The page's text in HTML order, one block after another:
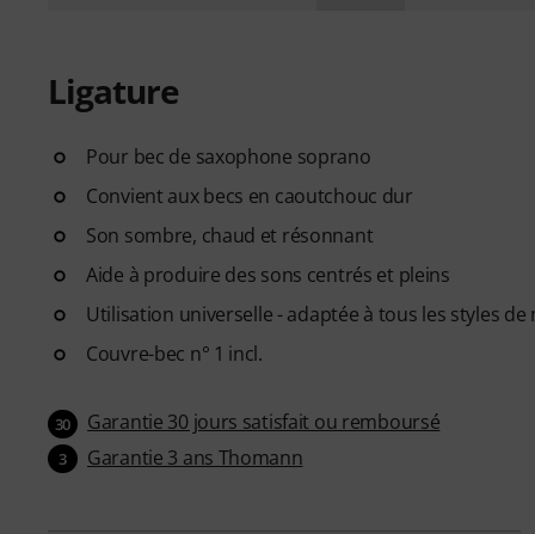
Ligature
Pour bec de saxophone soprano
Convient aux becs en caoutchouc dur
Son sombre, chaud et résonnant
Aide à produire des sons centrés et pleins
Utilisation universelle - adaptée à tous les styles de
Couvre-bec n° 1 incl.
30 Garantie 30 jours satisfait ou remboursé
3 Garantie 3 ans Thomann